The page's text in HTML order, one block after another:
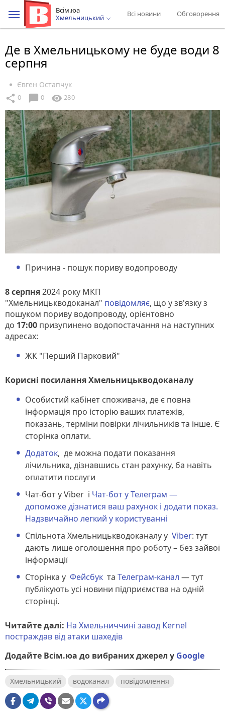
Всім.юа
Хмельницький
Всі новини Обговорення
Де в Хмельницькому не буде води 8
серпня
Євген Остапчук
share 0 chat_bubble 0 visibility 280
Причина - пошук пориву водопроводу
8 серпня2024 року МКП
"Хмельницькводоканал" повідомляє, що у зв'язку з
пошуком пориву водопроводу, орієнтовно
до 17:00 призупинено водопостачання на наступних
адресах:
ЖК "Перший Парковий"
Корисні посилання Хмельницькводоканалу
Особистий кабінет споживача, де є повна
інформація про історію ваших платежів,
показань, терміни повірки лічильників та інше. Є
сторінка оплати.
Додаток, де можна подати показання
лічильника, дізнавшись стан рахунку, ба навіть
оплатити послуги
Чат-бот у Viber і Чат-бот у Телеграм —
допоможе дізнатися ваш рахунок і додати показ.
Надзвичайно легкий у користуванні
Спільнота Хмельницькводоканалу у Viber: тут
дають лише оголошення про роботу – без зайвої
інформації
Сторінка у Фейсбук та Телеграм-канал — тут
публікують усі новини підприємства на одній
сторінці.
Читайте далі: На Хмельниччині завод Kernel
постраждав від атаки шахедів
Додайте Всім.юа до вибраних джерел у Google
Хмельницький водоканал повідомлення